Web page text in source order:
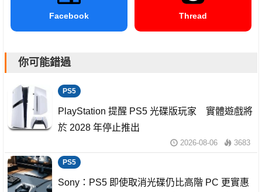
Facebook Thread
你可能錯過
PS5
PlayStation 提醒 PS5 光碟版玩家 實體遊戲將
於 2028 年停止推出
2026-08-06 3683
PS5
Sony：PS5 即使取消光碟仍比高階 PC 更實惠